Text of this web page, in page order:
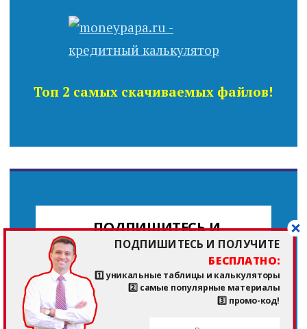
Топ 2 самых скачиваемых файлов!
ПОДПИШИТЕСЬ И
ПОЛУЧИТЕБЕСПЛАТНО:
1️⃣ уникальные
таблицы и
ПОДПИШИТЕСЬ И ПОЛУЧИТЕ
БЕСПЛАТНО:
1️⃣ уникальные таблицы и калькуляторы
2️⃣ самые популярные материалы
3️⃣ промо-код!